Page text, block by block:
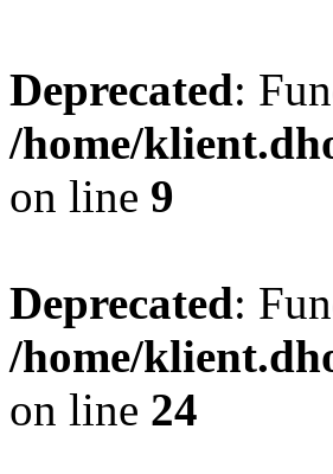
Deprecated:
/home/
on line 9
Deprecated:
/home/
on line 24